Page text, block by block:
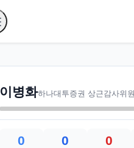
이병화하나대투증권 상근감사위원
0 0 0